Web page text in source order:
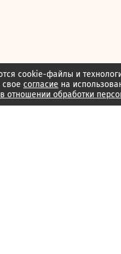
cookie-файлы и
согласие на
отношении обработки